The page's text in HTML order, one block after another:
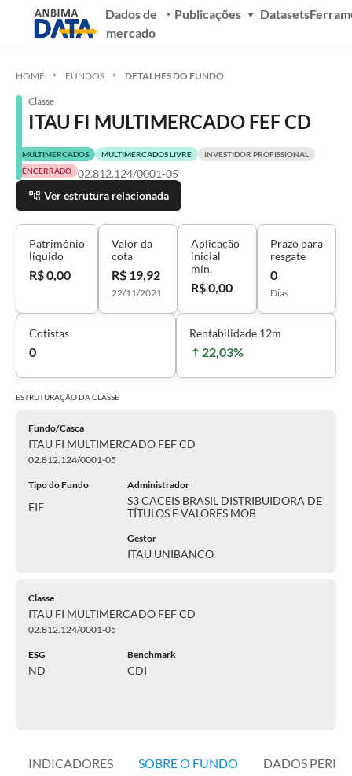
Dados de
mercado
Publicações Datasets
HOME FUNDOS DETALHES DO FUNDO
Classe
ITAU FI MULTIMERCADO FEF CD
MULTIMERCADOS MULTIMERCADOS LIVRE
INVESTIDOR PROFISSIONAL
ENCERRADO
02.812.124/0001-05
Ver estrutura relacionada
Patrimônio
líquido
R$ 0,00
Valor da
cota
R$ 19,92
22/11/2021
Aplicação
inicial
mín.
R$ 0,00
Prazo para
resgate
0
Dias
Cotistas
0
Rentabilidade 12m
22,03%
ESTRUTURAÇÃO DACLASSE
Fundo/Casca
ITAU FI MULTIMERCADO FEF CD
02.812.124/0001-05
Tipo do Fundo
FIF
Administrador
S3 CACEIS BRASIL DISTRIBUIDORA DE
TÍTULOS E VALORES MOB
Gestor
ITAU UNIBANCO
Classe
ITAU FI MULTIMERCADO FEF CD
02.812.124/0001-05
ESG
ND
Benchmark
CDI
INDICADORES SOBRE O FUNDO DADOS